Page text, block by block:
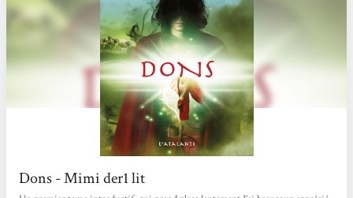
Dons - Mimi der1 lit